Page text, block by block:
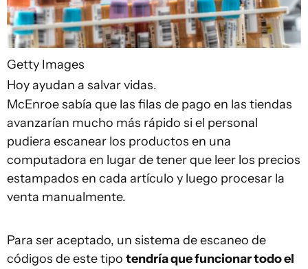
Getty Images
Hoy ayudan a salvar vidas.
McEnroe sabía que las filas de pago en las tiendas
avanzarían mucho más rápido si el personal
pudiera escanear los productos en una
computadora en lugar de tener que leer los precios
estampados en cada artículo y luego procesar la
venta manualmente.
Para ser aceptado, un sistema de escaneo de
códigos de este tipo tendría que funcionar todo el